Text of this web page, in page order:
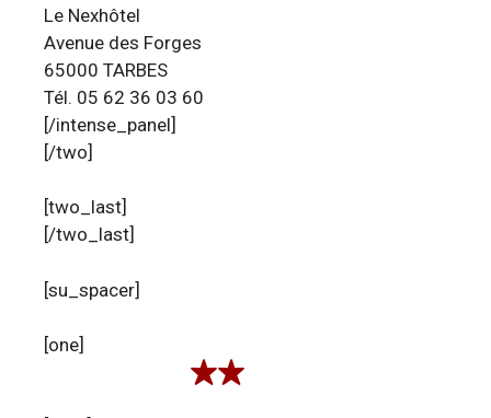
Le Nexhôtel
Avenue des Forges
65000 TARBES
Tél. 05 62 36 03 60
[/intense_panel]
[/two]
[two_last]
[/two_last]
[su_spacer]
[one]